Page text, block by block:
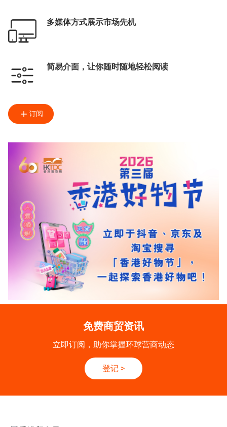
多媒体方式展示市场先机
简易介面，让你随时随地轻松阅读
订阅
免费商贸资讯
立即订阅，助你掌握环球营商动态
登记 >